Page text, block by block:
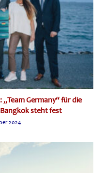
Germany“ für die
steht fest
2024